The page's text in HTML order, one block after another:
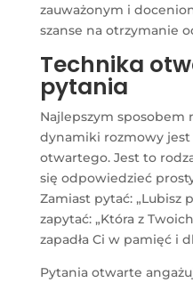
zauważonym i
szanse na otrzymanie
Technika
pytania
Najlepszym sposobem
dynamiki rozmowy jest
otwartego. Jest to
się odpowiedzieć
Zamiast pytać: „Lubisz
zapytać: „Która z
zapadła Ci w pamięć i
Pytania otwarte